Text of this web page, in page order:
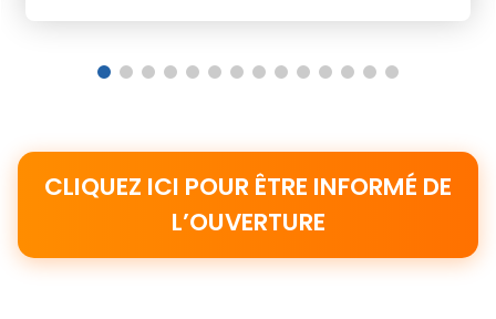
1 2 3 4 5 6 7 8 9 10 11 12 13 14
CLIQUEZ ICI POUR ÊTRE INFORMÉ DE
L’OUVERTURE